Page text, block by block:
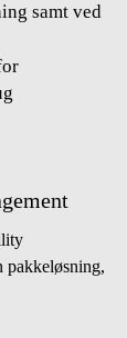
samt ved
pakkeløsning,